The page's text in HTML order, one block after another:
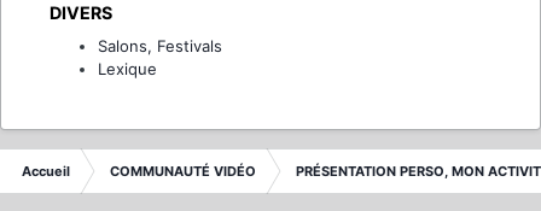
DIVERS
Salons, Festivals
Lexique
Accueil COMMUNAUTÉ VIDÉO PRÉSENTATION PERSO, MON